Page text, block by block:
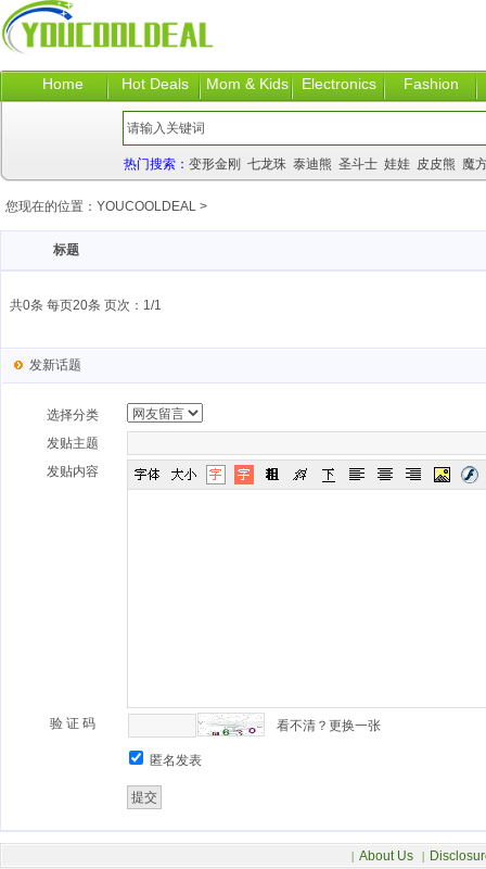
Home Hot Deals Mom & Kids Electronics Fashion
热门搜索： 变形金刚 七龙珠 泰迪熊 圣斗士 娃娃 皮皮熊 魔
您现在的位置： YOUCOOLDEAL >
标题
共0条 每页20条 页次：1/1
发新话题
选择分类
发贴主题
发贴内容
验 证 码 看不清？更换一张
匿名发表
| About Us |